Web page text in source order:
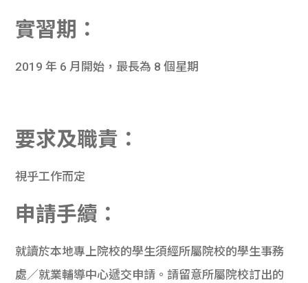
實習期：
2019 年 6 月開始，最長為 8 個星期
要求及職責：
視乎工作而定
申請手續：
就讀於本地專上院校的學生須經所屬院校的學生事務
處／就業輔導中心遞交申請。請留意所屬院校訂出的